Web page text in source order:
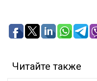
Читайте также